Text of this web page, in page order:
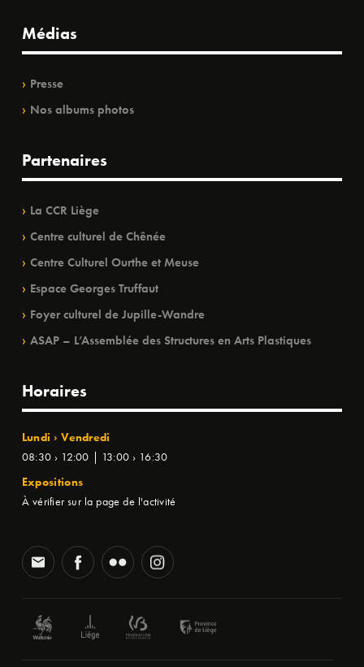
Médias
Presse
Nos albums photos
Partenaires
La CCR Liège
Centre culturel de Chênée
Centre Culturel Ourthe et Meuse
Espace Georges Truffaut
Foyer culturel de Jupille-Wandre
ASAP – L’Assemblée des Structures en Arts Plastiques
Horaires
Lundi › Vendredi
08:30 › 12:00 | 13:00 › 16:30
Expositions
À vérifier sur la page de l'activité